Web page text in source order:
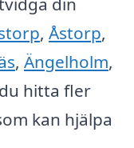
, Åstorp,
, Ängelholm,
hitta fler
kan hjälpa